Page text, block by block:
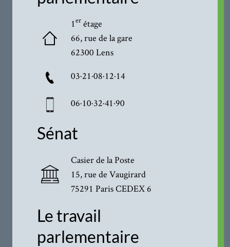
1erétage
66, rue de la gare
62300 Lens
03·21·08·12·14
06·10·32·41·90
Sénat
Casier de la Poste
15, rue de Vaugirard
75291 Paris CEDEX 6
Le travail
parlementaire